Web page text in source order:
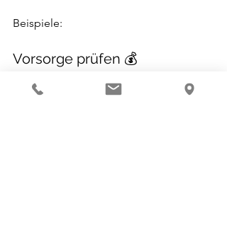
Beispiele:
Vorsorge prüfen 💰
✅Pensionskasse